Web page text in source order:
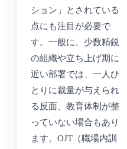
ション」とされている
点にも注目が必要で
す。一般に、少数精鋭
の組織や立ち上げ期に
近い部署では、一人ひ
とりに裁量が与えられ
る反面、教育体制が整
っていない場合もあり
ます。OJT（職場内訓